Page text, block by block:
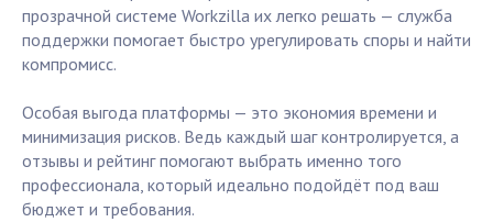
прозрачной системе Workzilla их легко решать — служба
поддержки помогает быстро урегулировать споры и найти
компромисс.
Особая выгода платформы — это экономия времени и
минимизация рисков. Ведь каждый шаг контролируется, а
отзывы и рейтинг помогают выбрать именно того
профессионала, который идеально подойдёт под ваш
бюджет и требования.